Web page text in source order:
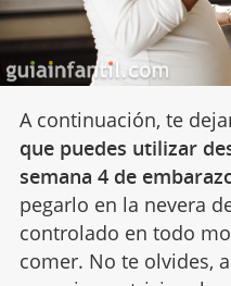
A continuación, te
que puedes utilizar
semana 4 de
pegarlo en la nevera
controlado en todo
comer. No te olvides,